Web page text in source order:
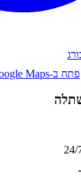
פתח ב-Google Maps